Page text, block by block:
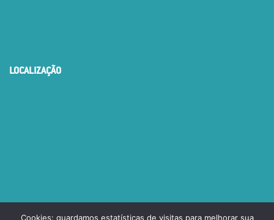
LOCALIZAÇÃO
Cookies: guardamos estatísticas de visitas para melhorar sua